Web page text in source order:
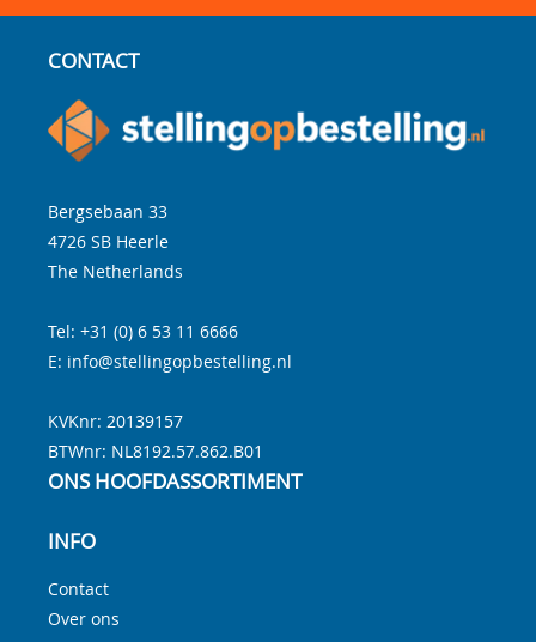
CONTACT
Bergsebaan 33
4726 SB Heerle
The Netherlands
Tel: +31 (0) 6 53 11 6666
E: info@stellingopbestelling.nl
KVKnr: 20139157
BTWnr: NL8192.57.862.B01
ONS HOOFDASSORTIMENT
INFO
Contact
Over ons